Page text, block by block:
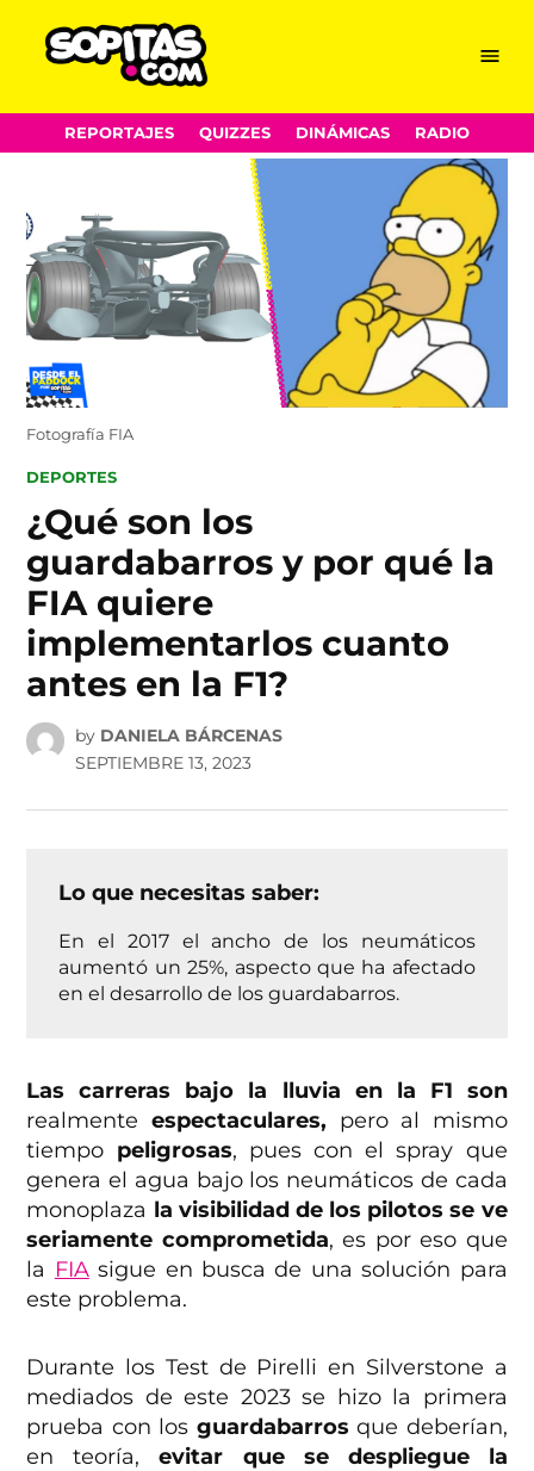
Skip
to
Menu
REPORTAJES QUIZZES DINÁMICAS RADIO
Fotografía FIA
POSTED
DEPORTES
¿Qué son los
guardabarros y por qué la
FIA quiere
implementarlos cuanto
antes en la F1?
by DANIELA BÁRCENAS
SEPTIEMBRE 13, 2023
Lo que necesitas saber:
En el 2017 el ancho de los neumáticos
aumentó un 25%, aspecto que ha afectado
en el desarrollo de los guardabarros.
Las carreras bajo la lluvia en la F1 son
realmente espectaculares, pero al mismo
tiempo peligrosas, pues con el spray que
genera el agua bajo los neumáticos de cada
monoplaza la visibilidad de los pilotos se ve
seriamente comprometida, es por eso que
la FIAsigue en busca de una solución para
este problema.
Durante los Test de Pirelli en Silverstone a
mediados de este 2023 se hizo la primera
prueba con los guardabarros que deberían,
en teoría,evitar que se despliegue la